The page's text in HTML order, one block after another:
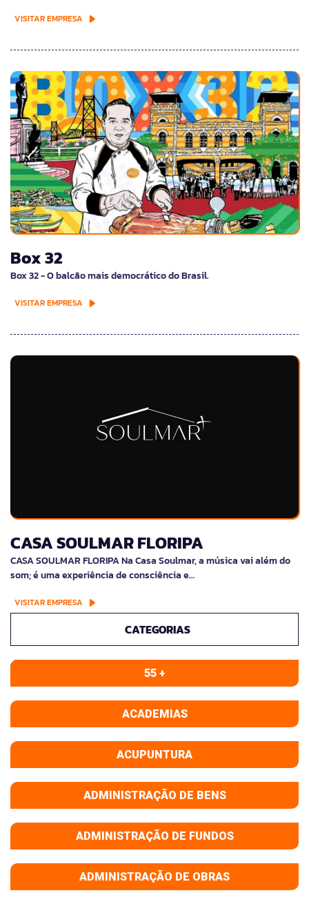
VISITAR EMPRESA
Box 32
Box 32 - O balcão mais democrático do Brasil.
VISITAR EMPRESA
CASA SOULMAR FLORIPA
CASA SOULMAR FLORIPA Na Casa Soulmar, a música vai além do
som; é uma experiência de consciência e…
VISITAR EMPRESA
CATEGORIAS
55 +
ACADEMIAS
ACUPUNTURA
ADMINISTRAÇÃO DE BENS
ADMINISTRAÇÃO DE FUNDOS
ADMINISTRAÇÃO DE OBRAS